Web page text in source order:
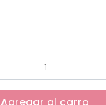
Agregar al carro